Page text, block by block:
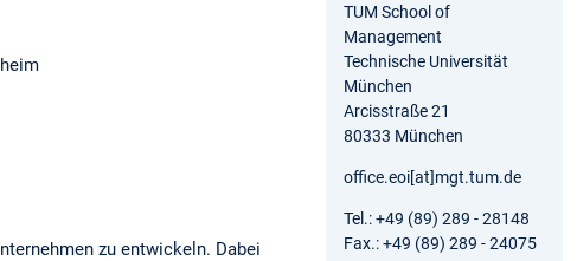
zu entwickeln. Dabei
TUM School of
Management
Technische Universität
München
Arcisstraße 21
80333 München
office.eoi[at]mgt.tum.de
Tel.: +49 (89) 289 - 28148
Fax.: +49 (89) 289 - 24075